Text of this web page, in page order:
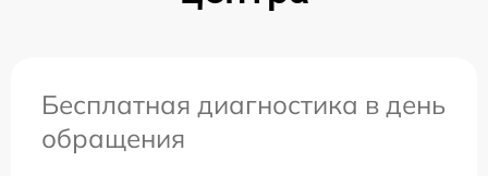
Бесплатная диагностика в день
обращения